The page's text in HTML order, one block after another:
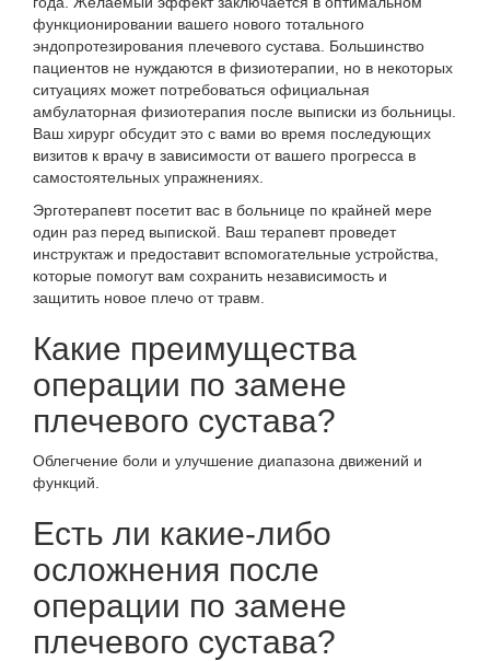
функционировании вашего нового тотального
эндопротезирования плечевого сустава. Большинство
пациентов не нуждаются в физиотерапии, но в некоторых
ситуациях может потребоваться официальная
амбулаторная физиотерапия после выписки из больницы.
Ваш хирург обсудит это с вами во время последующих
визитов к врачу в зависимости от вашего прогресса в
самостоятельных упражнениях.
Эрготерапевт посетит вас в больнице по крайней мере
один раз перед выпиской. Ваш терапевт проведет
инструктаж и предоставит вспомогательные устройства,
которые помогут вам сохранить независимость и
защитить новое плечо от травм.
Какие преимущества
операции по замене
плечевого сустава?
Облегчение боли и улучшение диапазона движений и
функций.
Есть ли какие-либо
осложнения после
операции по замене
плечевого сустава?